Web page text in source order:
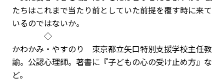
たちはこれまで当たり前としていた前提を覆す時に来て
いるのではないか。
◇
かわかみ・やすのり 東京都立矢口特別支援学校主任教
諭。公認心理師。著書に『子どもの心の受け止め方』な
ど。